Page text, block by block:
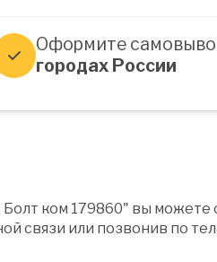
Оформите
городах России
ком 179860" вы можете
связи или позвонив по